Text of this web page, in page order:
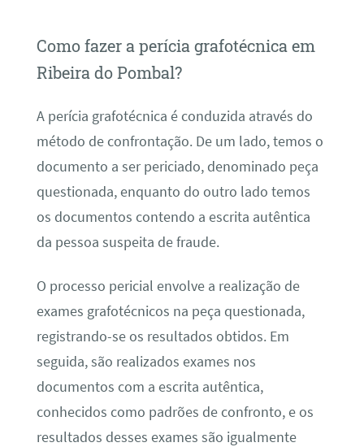
Como fazer a perícia grafotécnica em
Ribeira do Pombal?
A perícia grafotécnica é conduzida através do
método de confrontação. De um lado, temos o
documento a ser periciado, denominado peça
questionada, enquanto do outro lado temos
os documentos contendo a escrita autêntica
da pessoa suspeita de fraude.
O processo pericial envolve a realização de
exames grafotécnicos na peça questionada,
registrando-se os resultados obtidos. Em
seguida, são realizados exames nos
documentos com a escrita autêntica,
conhecidos como padrões de confronto, e os
resultados desses exames são igualmente